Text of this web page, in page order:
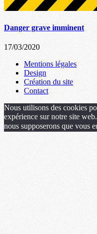
Danger grave imminent
17/03/2020
Mentions légales
Design
Création du site
Contact
Nous utilisons des cookies
expérience sur notre site
nous supposerons que vous